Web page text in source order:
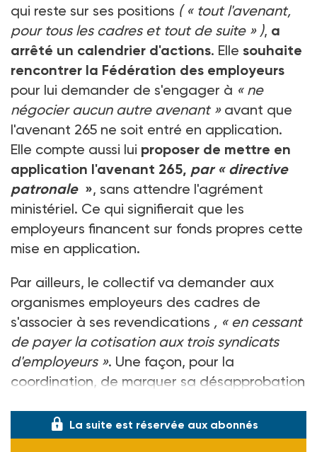
qui reste sur ses positions ( « tout l'avenant,
pour tous les cadres et tout de suite » ), a
arrêté un calendrier d'actions. Elle souhaite
rencontrer la Fédération des employeurs
pour lui demander de s'engager à « ne
négocier aucun autre avenant »avant que
l'avenant 265 ne soit entré en application.
Elle compte aussi lui proposer de mettre en
application l'avenant 265, par « directive
patronale », sans attendre l'agrément
ministériel. Ce qui signifierait que les
employeurs financent sur fonds propres cette
mise en application.
Par ailleurs, le collectif va demander aux
organismes employeurs des cadres de
s'associer à ses revendications , « en cessant
de payer la cotisation aux trois syndicats
d'employeurs ». Une façon, pour la
coordination, de marquer sa désapprobation
La suite est réservée aux abonnés